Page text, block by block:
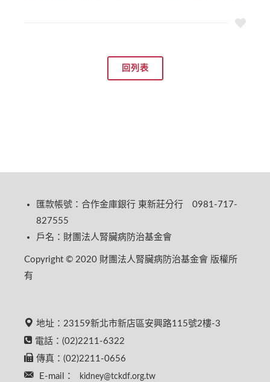
回列表
匯款帳號：合作金庫銀行 東新莊分行 0981-717-
827555
戶名：財團法人腎臟病防治基金會
Copyright © 2020 財團法人腎臟病防治基金會 版權所
有
地址：23159新北市新店區安興路115號2樓-3
電話：(02)2211-6322
傳真：(02)2211-0656
E-mail：
kidney@tckdf.org.tw